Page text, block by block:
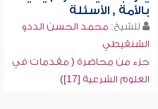
بالأمة , الأسئلة
للشيخ: محمد الحسن الددو
الشنقيطي
جزء من محاضرة ( مقدمات في
العلوم الشرعية [17])